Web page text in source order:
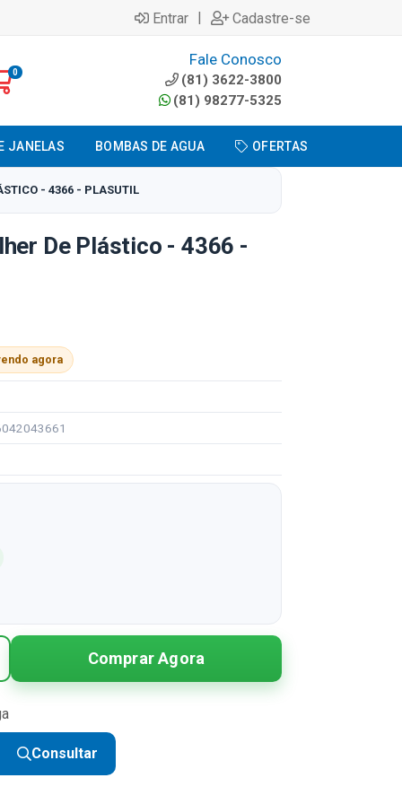
Entrar | Cadastre-se
0
Fale Conosco
(81) 3622-3800
(81) 98277-5325
JANELAS BOMBAS DE AGUA OFERTAS
- 4366 - PLASUTIL
De Plástico - 4366 -
agora
Comprar Agora
Consultar